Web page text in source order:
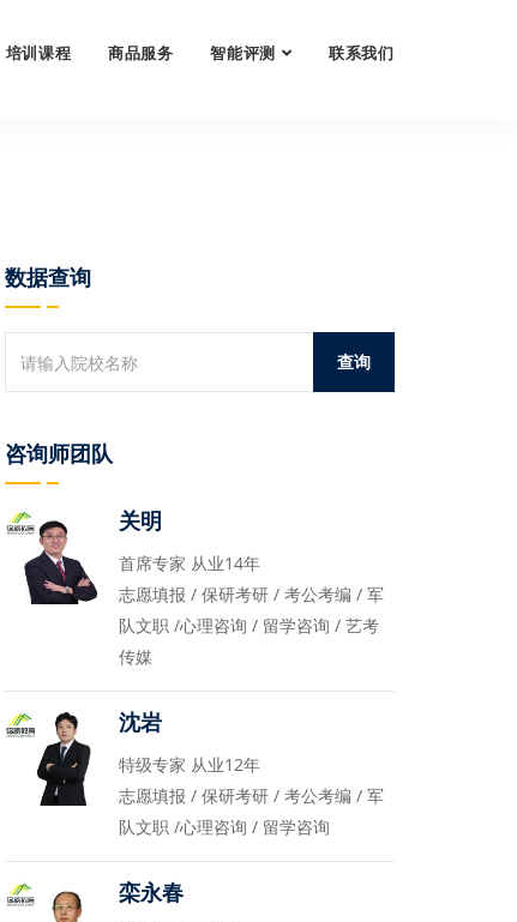
培训课程 商品服务 智能评测 联系我们
数据查询
咨询师团队
关明
首席专家 从业14年
志愿填报 / 保研考研 / 考公考编 / 军
队文职 /心理咨询 / 留学咨询 / 艺考
传媒
沈岩
特级专家 从业12年
志愿填报 / 保研考研 / 考公考编 / 军
队文职 /心理咨询 / 留学咨询
栾永春